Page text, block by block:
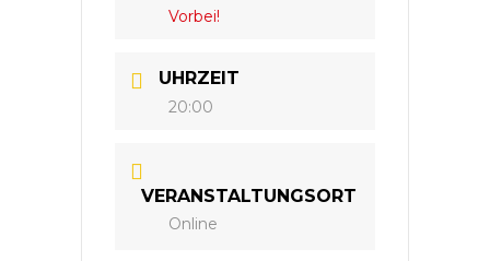
Vorbei!
UHRZEIT
20:00
VERANSTALTUNGSORT
Online